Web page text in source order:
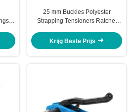
25 mm Buckles Polyester
Strapping Tensioners Ratchet
Krijg Beste Prijs